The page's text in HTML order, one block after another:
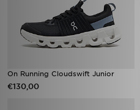
On Running Cloudswift Junior
€130,00